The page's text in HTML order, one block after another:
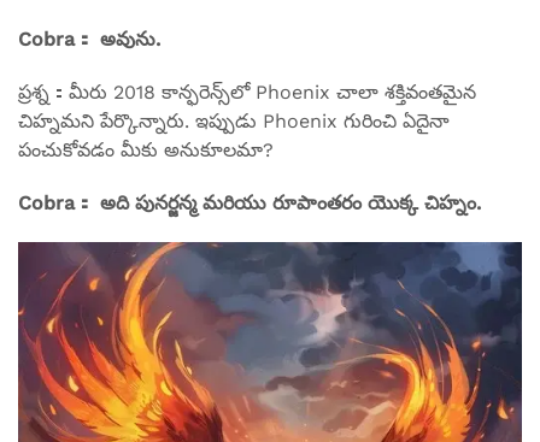
Cobra： అవును.
ప్రశ్న：మీరు 2018 కాన్ఫరెన్స్‌లో Phoenix చాలా శక్తివంతమైన
చిహ్నమని పేర్కొన్నారు. ఇప్పుడు Phoenix గురించి ఏదైనా
పంచుకోవడం మీకు అనుకూలమా?
Cobra： అది పునర్జన్మ మరియు రూపాంతరం యొక్క చిహ్నం.